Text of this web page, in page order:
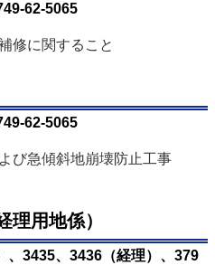
62-5065
修に関すること
62-5065
び急傾斜地崩壊防止工事
理用地係）
、3435、3436（経理）、379